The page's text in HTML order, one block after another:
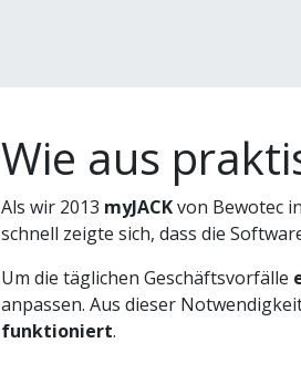
Wie aus
Als wir 2013 myJACKvon Bewotec
schnell zeigte sich, dass die
Um die täglichen Geschäftsvorfälle
anpassen. Aus dieser
funktioniert.